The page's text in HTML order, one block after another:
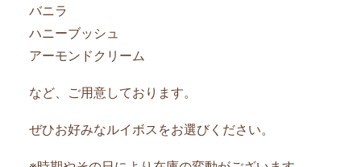
バニラ
ハニーブッシュ
アーモンドクリーム
など、ご用意しております。
ぜひお好みなルイボスをお選びください。